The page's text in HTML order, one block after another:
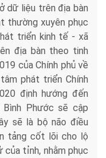
dữ liệu trên địa bàn
thường xuyên phục
triển kinh tế - xã
địa bàn theo tinh
của Chính phủ về
phát triển Chính
định hướng đến
Bình Phước sẽ cập
sẽ là bộ não điều
tảng cốt lõi cho lộ
tỉnh, nhằm phục